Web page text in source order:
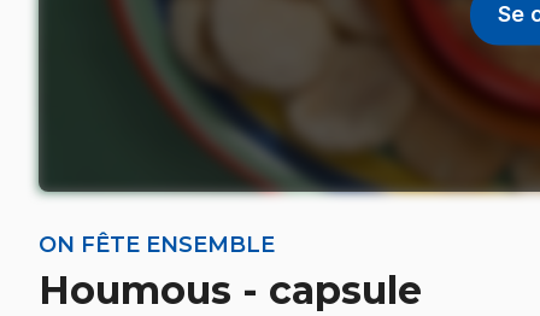
Se
ON FÊTE ENSEMBLE
Houmous - capsule